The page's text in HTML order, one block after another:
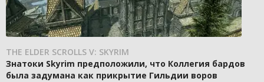
THE ELDER SCROLLS V: SKYRIM
Знатоки Skyrim предположили, что Коллегия бардов
была задумана как прикрытие Гильдии воров